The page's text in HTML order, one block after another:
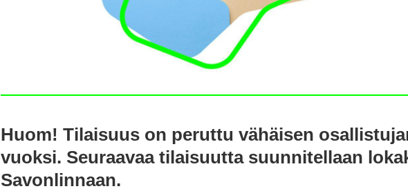
Huom! Ti­lai­suus on pe­rut­tu vä­häi­sen
vuok­si. Seu­raa­vaa ti­lai­suut­ta suun­ni­tel­laan
Sa­von­lin­naan.